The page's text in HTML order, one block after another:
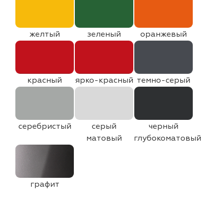
желтый зеленый оранжевый
красный ярко-красный темно-серый
серебристый
серый
матовый
черный
глубокоматовый
графит